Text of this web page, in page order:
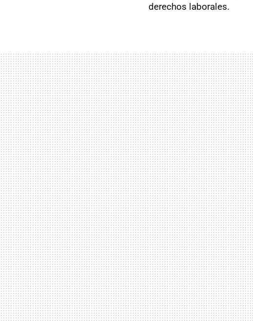
derechos laborales.